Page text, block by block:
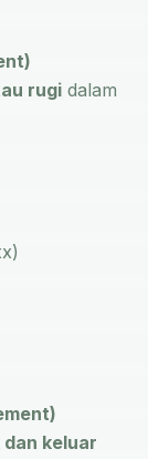
rugi dalam
dan keluar